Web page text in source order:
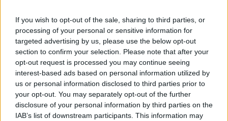
If you wish to opt-out of the sale, sharing to third parties, or
processing of your personal or sensitive information for
targeted advertising by us, please use the below opt-out
section to confirm your selection. Please note that after your
opt-out request is processed you may continue seeing
interest-based ads based on personal information utilized by
us or personal information disclosed to third parties prior to
your opt-out. You may separately opt-out of the further
disclosure of your personal information by third parties on the
IAB’s list of downstream participants. This information may
έμοιαζα με νέα. Ήταν σαν μαγεία.
Επαναλάβαμε τα πειράματα αρκετές φορές και
σε όλες ξαναγεννήθηκαν. Είμαι ενθουσιασμένη
από τα αποτελέσματα της έρευνας»,
προσθέτει.